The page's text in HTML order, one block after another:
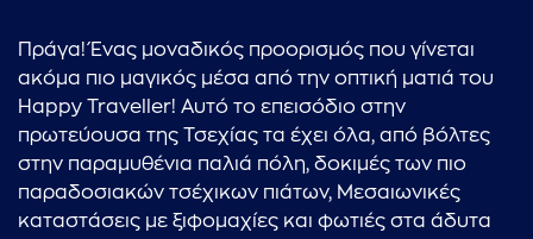
Πράγα! Ένας μοναδικός προορισμός που γίνεται
ακόμα πιο μαγικός μέσα από την οπτική ματιά του
Happy Traveller! Αυτό το επεισόδιο στην
πρωτεύουσα της Τσεχίας τα έχει όλα, από βόλτες
στην παραμυθένια παλιά πόλη, δοκιμές των πιο
παραδοσιακών τσέχικων πιάτων, Μεσαιωνικές
καταστάσεις με ξιφομαχίες και φωτιές στα άδυτα